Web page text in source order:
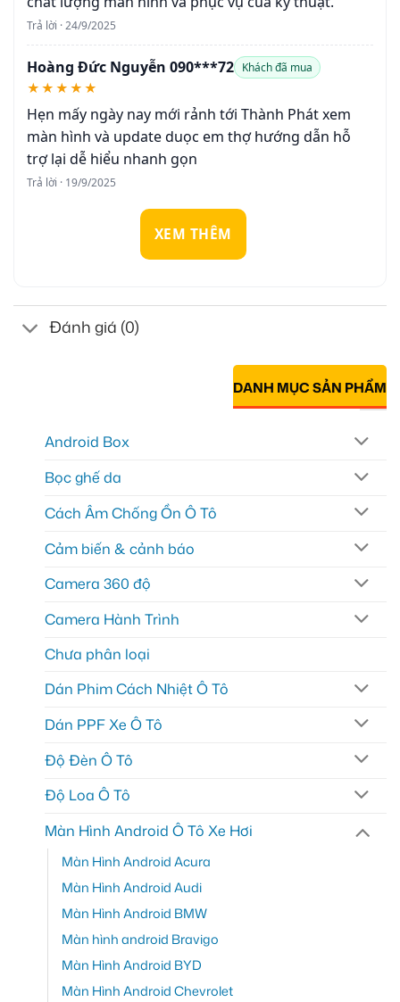
Trả lời · 24/9/2025
Hoàng Đức Nguyễn 090***72 Khách đã mua
★★★★★
Hẹn mấy ngày nay mới rảnh tới Thành Phát xem
màn hình và update duọc em thợ hướng dẫn hỗ
trợ lại dễ hiểu nhanh gọn
Trả lời · 19/9/2025
XEM THÊM
Đánh giá (0)
DANH MỤC SẢN PHẨM
Android Box
Bọc ghế da
Cách Âm Chống Ồn Ô Tô
Cảm biến & cảnh báo
Camera 360 độ
Camera Hành Trình
Chưa phân loại
Dán Phim Cách Nhiệt Ô Tô
Dán PPF Xe Ô Tô
Độ Đèn Ô Tô
Độ Loa Ô Tô
Màn Hình Android Ô Tô Xe Hơi
Màn Hình Android Acura
Màn Hình Android Audi
Màn Hình Android BMW
Màn hình android Bravigo
Màn Hình Android BYD
Màn Hình Android Chevrolet